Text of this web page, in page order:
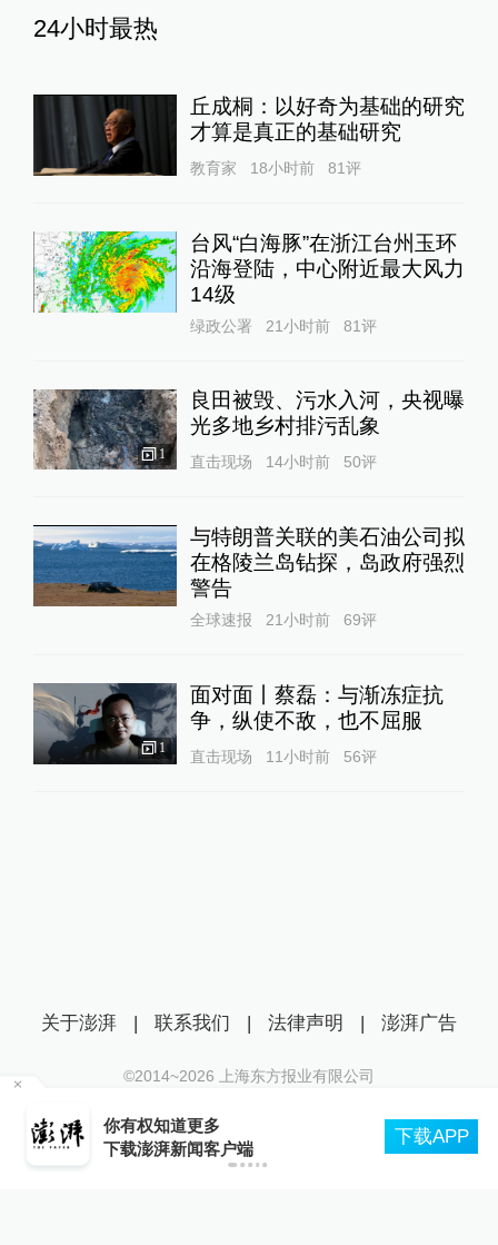
24小时最热
丘成桐：以好奇为基础的研究
才算是真正的基础研究
教育家 18小时前 81评
台风“白海豚”在浙江台州玉环
沿海登陆，中心附近最大风力
14级
绿政公署 21小时前 81评
1
良田被毁、污水入河，央视曝
光多地乡村排污乱象
直击现场 14小时前 50评
与特朗普关联的美石油公司拟
在格陵兰岛钻探，岛政府强烈
警告
全球速报 21小时前 69评
1
面对面丨蔡磊：与渐冻症抗
争，纵使不敌，也不屈服
直击现场 11小时前 56评
你有权知道更多
下载澎湃新闻客户端
下载APP
关于澎湃 | 联系我们 | 法律声明 | 澎湃广告
©2014~2026 上海东方报业有限公司
互联网新闻信息服务许可证：31120170006
沪公网安备 31010602000299号